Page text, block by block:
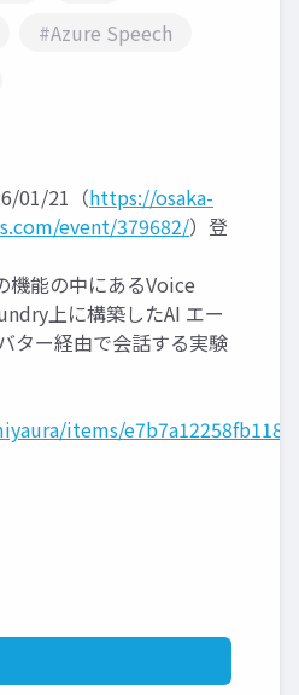
#Azure Speech
01/21（https://osaka-
event/379682/）登
能の中にあるVoice
上に構築したAI エー
ター経由で会話する実験
items/